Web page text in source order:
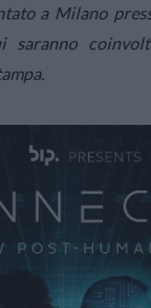
a Milano
saranno